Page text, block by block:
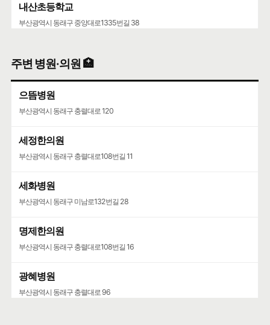
내산초등학교
부산광역시 동래구 중앙대로1335번길 38
주변 병원·의원 🏥
으뜸병원
부산광역시 동래구 충렬대로 120
세정한의원
부산광역시 동래구 충렬대로108번길 11
세화병원
부산광역시 동래구 미남로132번길 28
명제한의원
부산광역시 동래구 충렬대로108번길 16
광혜병원
부산광역시 동래구 충렬대로 96